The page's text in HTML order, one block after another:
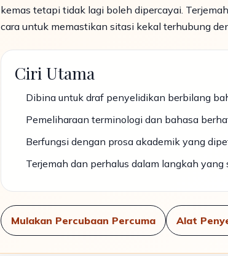
kemas tetapi tidak lagi boleh dipercayai.
cara untuk memastikan sitasi kekal terhubung
Ciri Utama
Dibina untuk draf penyelidikan berbilang
Pemeliharaan terminologi dan bahasa
Berfungsi dengan prosa akademik yang
Terjemah dan perhalus dalam langkah yang
Mulakan Percubaan Percuma Alat